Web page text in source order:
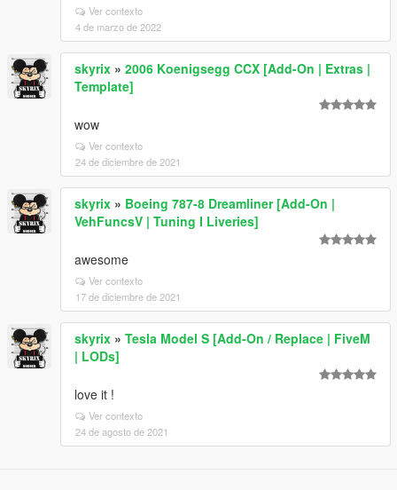
Ver contexto
4 de marzo de 2022
skyrix » 2006 Koenigsegg CCX [Add-On | Extras |
Template]
wow
Ver contexto
24 de diciembre de 2021
skyrix » Boeing 787-8 Dreamliner [Add-On |
VehFuncsV | Tuning I Liveries]
awesome
Ver contexto
17 de diciembre de 2021
skyrix » Tesla Model S [Add-On / Replace | FiveM
| LODs]
love it !
Ver contexto
24 de agosto de 2021